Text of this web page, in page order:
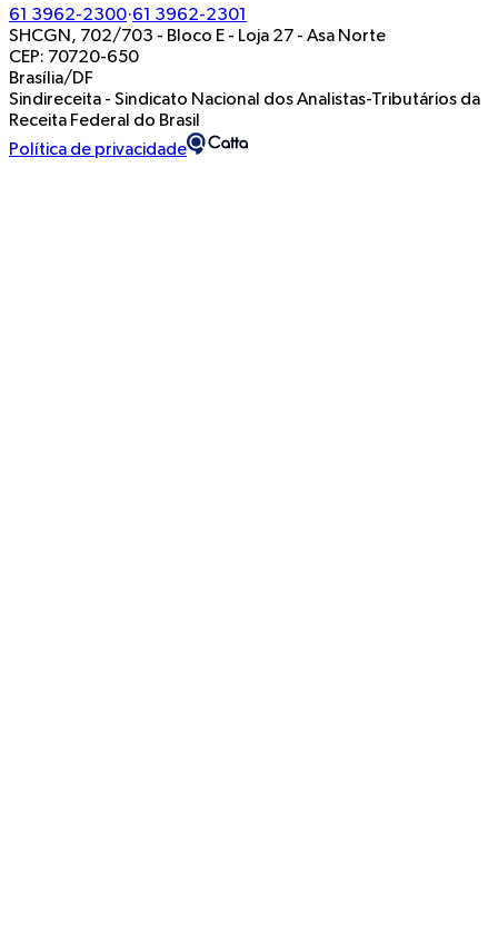
61 3962-2300·61 3962-2301
SHCGN, 702/703 - Bloco E - Loja 27 - Asa Norte
CEP: 70720-650
Brasília/DF
Sindireceita - Sindicato Nacional dos Analistas-Tributários da
Receita Federal do Brasil
Política de privacidade